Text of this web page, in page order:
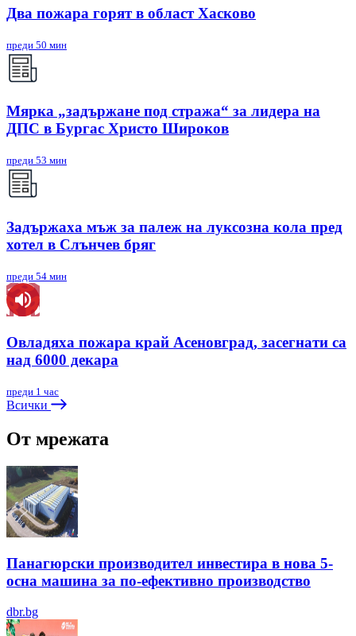
Два пожара горят в област Хасково
преди 50 мин
Мярка „задържане под стража“ за лидера на
ДПС в Бургас Христо Широков
преди 53 мин
Задържаха мъж за палеж на луксозна кола пред
хотел в Слънчев бряг
преди 54 мин
Овладяха пожара край Асеновград, засегнати са
над 6000 декара
преди 1 час
Всички
От мрежата
Панагюрски производител инвестира в нова 5-
осна машина за по-ефективно производство
dbr.bg